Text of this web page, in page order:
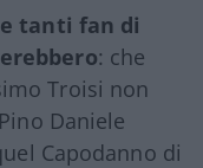
tanti fan di
: che
Troisi non
Daniele
Capodanno di